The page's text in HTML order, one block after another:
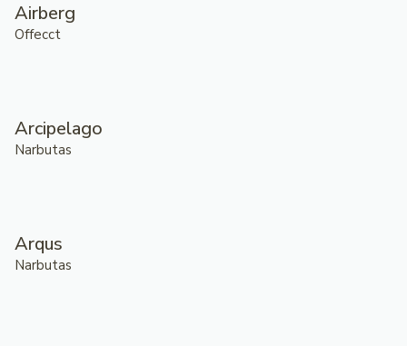
Airberg
Offecct
Arcipelago
Narbutas
Arqus
Narbutas